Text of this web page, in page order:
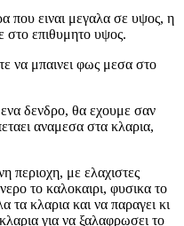
που ειναι μεγαλα σε υψος, η
στο επιθυμητο υψος.
να μπαινει φως μεσα στο
δενδρο, θα εχουμε σαν
αναμεσα στα κλαρια,
περιοχη, με ελαχιστες
το καλοκαιρι, φυσικα το
τα κλαρια και να παραγει κι
για να ξαλαφρωσει το